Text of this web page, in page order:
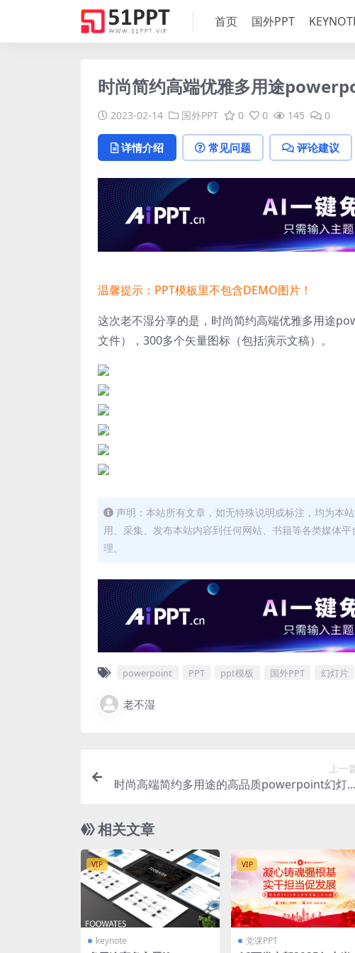
首页 国外PPT
时尚简约高端优雅多用途
2023-02-14 国外PPT 0 0 145 0
详情介绍 常见问题 评论建议
温馨提示：PPT模板里不包含DEMO图片！
这次老不湿分享的是，时尚简约高端优雅多用途
文件）， 300多个矢量图标（包括演示文稿）。
声明：本站所有文章，如无特殊说明或标注，均为本
用、采集、发布本站内容到任何网站、书籍等各类媒体
理。
powerpoint PPT ppt模板 国外PPT 幻灯片
老不湿
上一
时尚高端简约多用途的高品质powerpoint幻灯片
相关文章
VIP
keynote
VIP
党课PPT